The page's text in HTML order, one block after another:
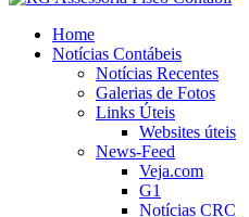
Home
Notícias Contábeis
Notícias Recentes
Galerias de Fotos
Links Úteis
Websites úteis
News-Feed
Veja.com
G1
Notícias CRC